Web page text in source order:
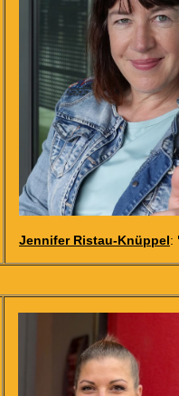
Jennifer Ristau-Knüppel: